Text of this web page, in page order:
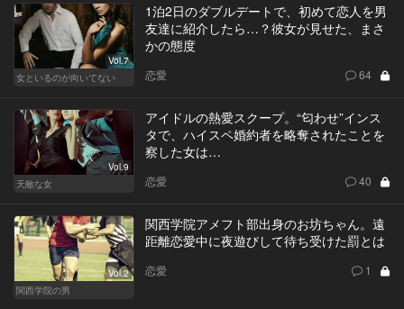
Vol.7
女といるのが向いてない
1泊2日のダブルデートで、初めて恋人を男
友達に紹介したら…？彼女が見せた、まさ
かの態度
恋愛 64
Vol.9
天敵な女
アイドルの熱愛スクープ。“匂わせ”インス
タで、ハイスペ婚約者を略奪されたことを
察した女は…
恋愛 40
Vol.2
関西学院の男
関西学院アメフト部出身のお坊ちゃん。遠
距離恋愛中に夜遊びして待ち受けた罰とは
恋愛 1